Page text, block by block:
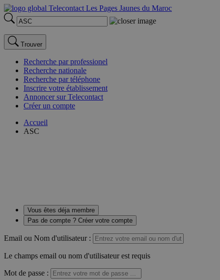
Trouver
Recherche par professionel
Recherche nationale
Recherche par téléphone
Inscrire votre établissement
Annoncer sur Telecontact
Créer un compte
Accueil
ASC
Vous êtes déja membre
Pas de compte ? Créer votre compte
Email ou Nom d'utilisateur :
Le champs email ou nom d'utilisateur est requis
Mot de passe :